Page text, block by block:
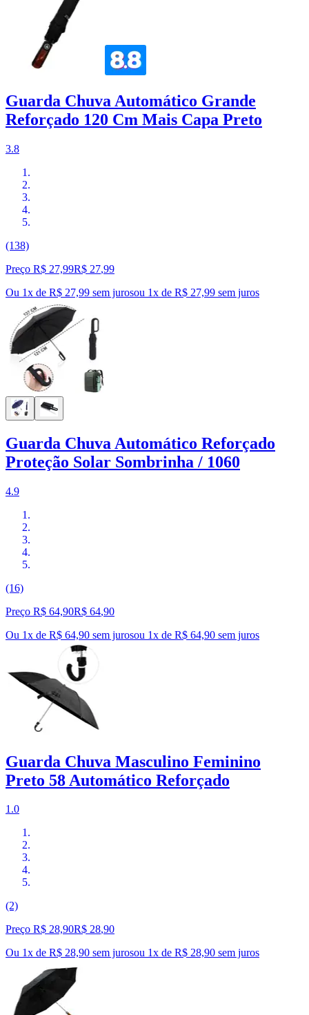
Guarda Chuva Automático Grande
Reforçado 120 Cm Mais Capa Preto
3.8
(138)
Preço R$ 27,99R$ 27,99
Ou 1x de R$ 27,99 sem jurosou 1x de R$ 27,99 sem juros
Guarda Chuva Automático Reforçado
Proteção Solar Sombrinha / 1060
4.9
(16)
Preço R$ 64,90R$ 64,90
Ou 1x de R$ 64,90 sem jurosou 1x de R$ 64,90 sem juros
Guarda Chuva Masculino Feminino
Preto 58 Automático Reforçado
1.0
(2)
Preço R$ 28,90R$ 28,90
Ou 1x de R$ 28,90 sem jurosou 1x de R$ 28,90 sem juros